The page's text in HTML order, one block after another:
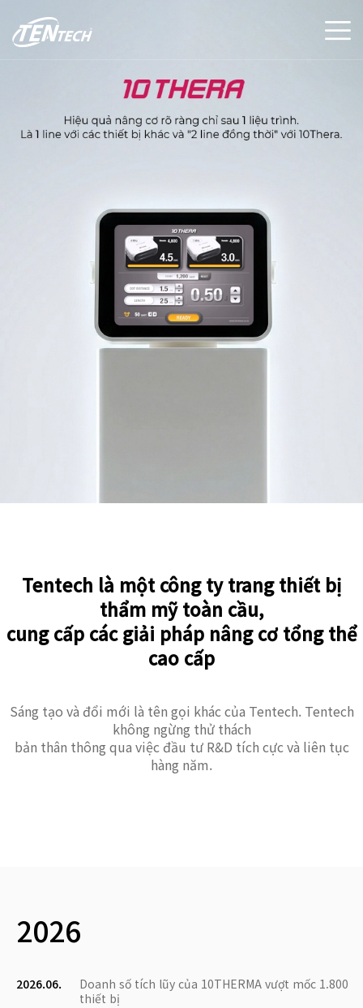
Tentech là một công ty trang thiết bị
thẩm mỹ toàn cầu,
cung cấp các giải pháp nâng cơ tổng thể
cao cấp
Sáng tạo và đổi mới là tên gọi khác của Tentech. Tentech
không ngừng thử thách
bản thân thông qua việc đầu tư R&D tích cực và liên tục
hàng năm.
2026
2026.06.
Doanh số tích lũy của 10THERMA vượt mốc 1.800
thiết bị